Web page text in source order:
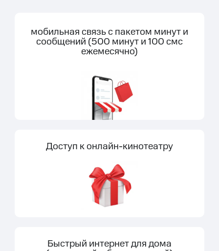
мобильная связь с пакетом минут и
сообщений (500 минут и 100 смс
ежемесячно)
Доступ к онлайн-кинотеатру
Быстрый интернет для дома